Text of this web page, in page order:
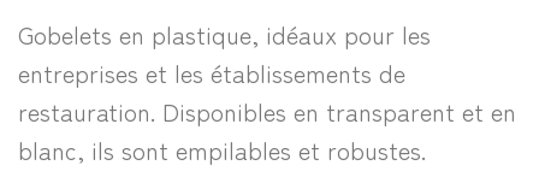
Gobelets en plastique, idéaux pour les
entreprises et les établissements de
restauration. Disponibles en transparent et en
blanc, ils sont empilables et robustes.